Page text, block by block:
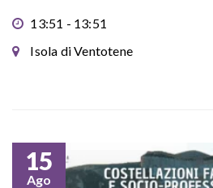
13:51 - 13:51
Isola di Ventotene
15
Ago